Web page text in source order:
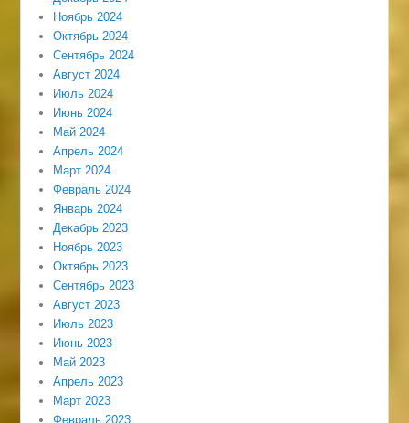
Ноябрь 2024
Октябрь 2024
Сентябрь 2024
Август 2024
Июль 2024
Июнь 2024
Май 2024
Апрель 2024
Март 2024
Февраль 2024
Январь 2024
Декабрь 2023
Ноябрь 2023
Октябрь 2023
Сентябрь 2023
Август 2023
Июль 2023
Июнь 2023
Май 2023
Апрель 2023
Март 2023
Февраль 2023